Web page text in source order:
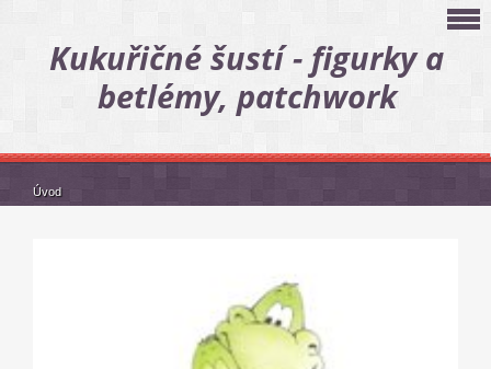
Kukuřičné šustí - figurky a
betlémy, patchwork
Úvod